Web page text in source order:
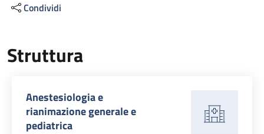
Condividi
Struttura
Anestesiologia e
rianimazione generale e
pediatrica